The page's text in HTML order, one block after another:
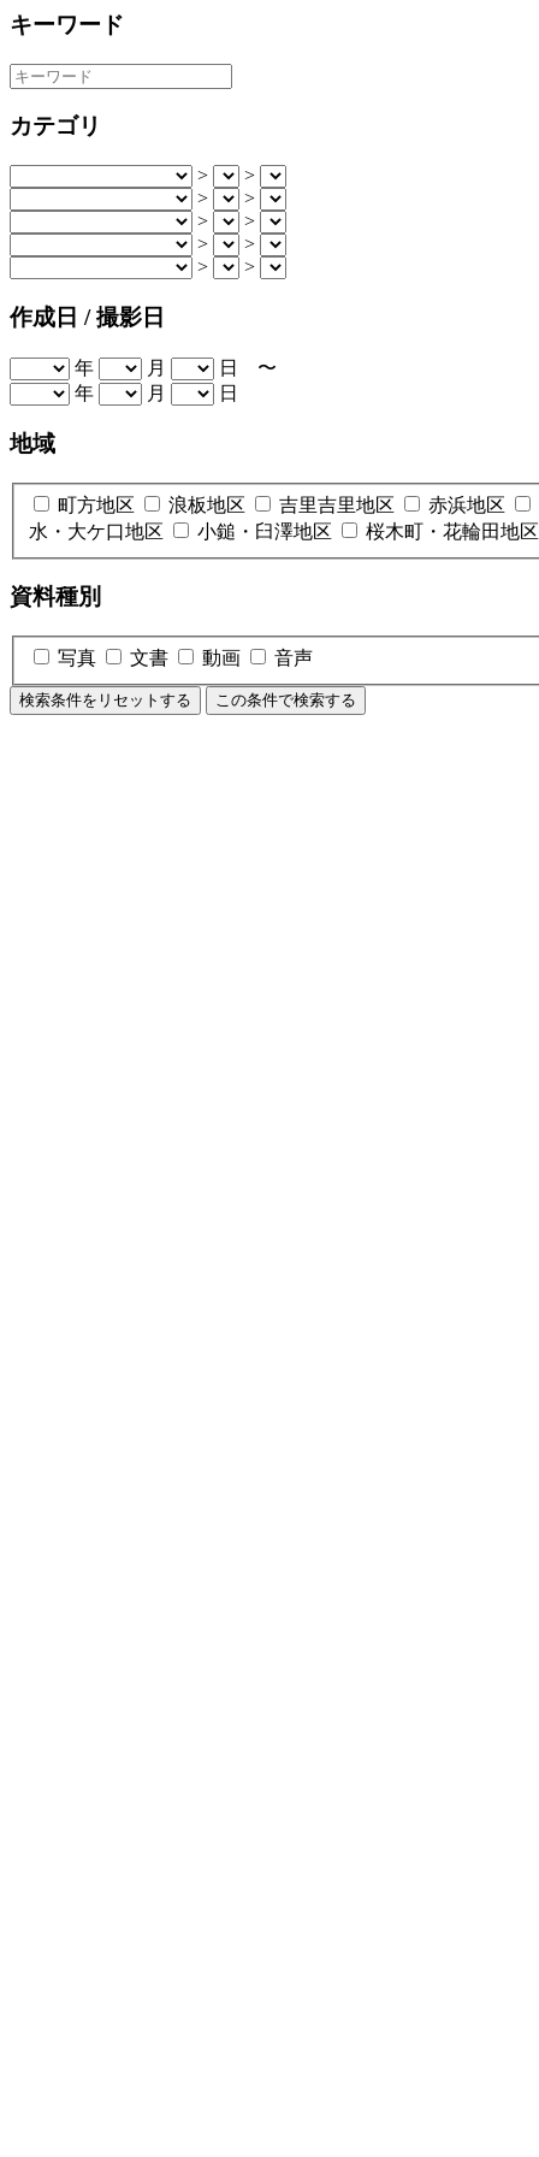
キーワード
カテゴリ
>
>
>
>
>
>
>
>
>
>
作成日 / 撮影日
年 月
日 〜
年
月 日
地域
町方地区 浪板地区 吉里吉里地区
赤浜地区
水・大ケ口地区
小鎚・臼澤地区 桜木町・花輪田地区
資料種別
写真 文書 動画 音声